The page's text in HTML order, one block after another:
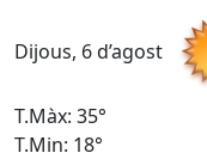
Dijous, 6 d’agost
T.Màx: 35°
T.Min: 18°